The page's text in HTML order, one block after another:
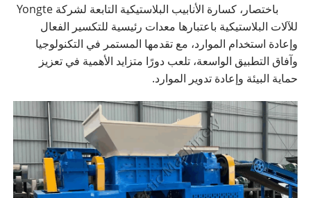
باختصار، كسارة الأنابيب البلاستيكية التابعة لشركة Yongte
للآلات البلاستيكية باعتبارها معدات رئيسية للتكسير الفعال
وإعادة استخدام الموارد، مع تقدمها المستمر في التكنولوجيا
وآفاق التطبيق الواسعة، تلعب دورًا متزايد الأهمية في تعزيز
حماية البيئة وإعادة تدوير الموارد.